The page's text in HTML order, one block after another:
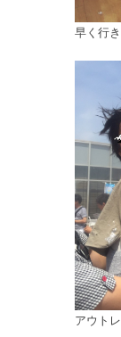
早く行
アウト